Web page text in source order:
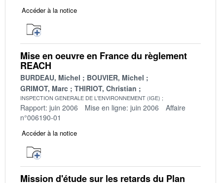
Accéder à la notice
Mise en oeuvre en France du règlement
REACH
BURDEAU, Michel
BOUVIER, Michel
GRIMOT, Marc
THIRIOT, Christian
INSPECTION GENERALE DE L'ENVIRONNEMENT (IGE)
Rapport: juin 2006 Mise en ligne: juin 2006
Affaire
n°006190-01
Accéder à la notice
Mission d'étude sur les retards du Plan